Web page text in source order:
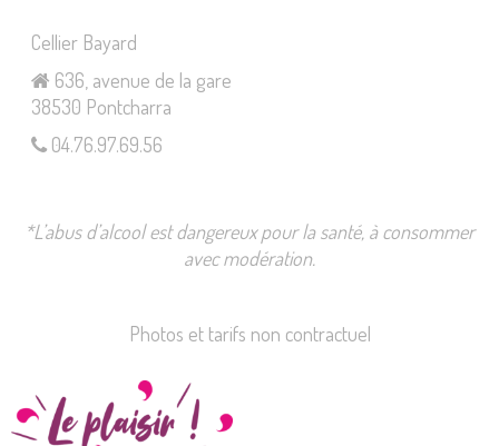
Cellier Bayard
636, avenue de la gare
38530 Pontcharra
04.76.97.69.56
*L’abus d’alcool est dangereux pour la santé, à consommer
avec modération.
Photos et tarifs non contractuel